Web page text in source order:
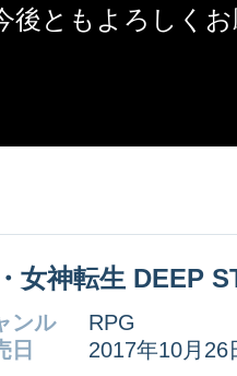
後ともよろしく
女神転生 DEEP
ンル
RPG
日
2017年10月26